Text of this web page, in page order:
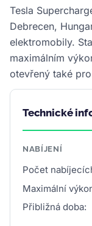
Tesla
Debrecen,
elektromobily.
maximálním
otevřený také
Technické
NABÍJENÍ
Počet
Maximální
Přibližná doba: